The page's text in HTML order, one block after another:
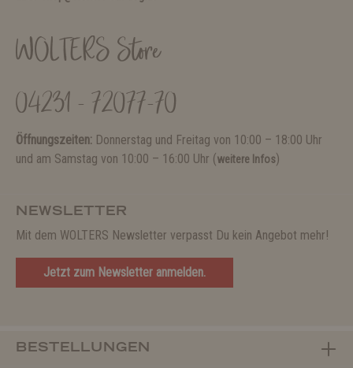
WOLTERS Store
04231 - 72077-70
Öffnungszeiten: Donnerstag und Freitag von 10:00 – 18:00 Uhr
und am Samstag von 10:00 – 16:00 Uhr (weitere Infos)
NEWSLETTER
Mit dem WOLTERS Newsletter verpasst Du kein Angebot mehr!
Jetzt zum Newsletter anmelden.
BESTELLUNGEN